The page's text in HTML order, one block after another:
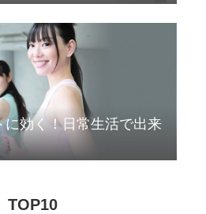
効く！日常生活で出来
TOP10